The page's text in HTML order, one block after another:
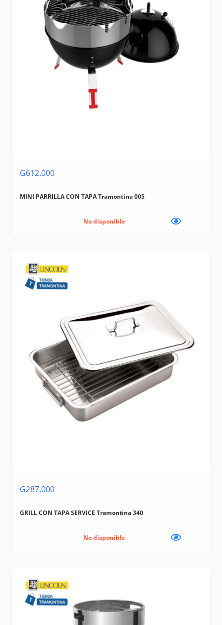
G612.000
MINI PARRILLA CON TAPA Tramontina 005
No disponible
G287.000
GRILL CON TAPA SERVICE Tramontina 340
No disponible